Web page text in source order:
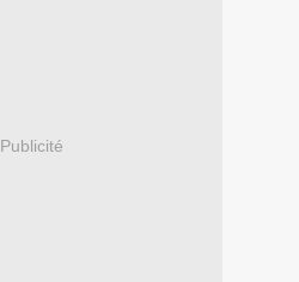
Publicité